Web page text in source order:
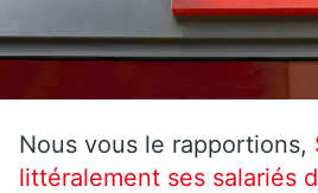
Nous vous le rapportions,
littéralement ses salariés